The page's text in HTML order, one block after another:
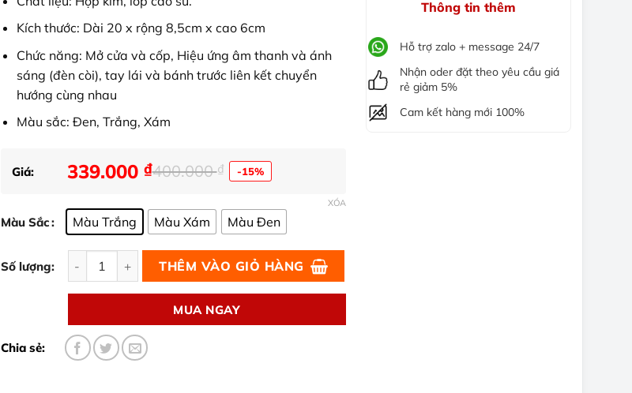
Thông tin thêm
Hỗ trợ zalo + message 24/7
Nhận oder đặt theo yêu cầu giá
rẻ giảm 5%
Cam kết hàng mới 100%
Kích thước: Dài 20 x rộng 8,5cm x cao 6cm
Chức năng: Mở cửa và cốp, Hiệu ứng âm thanh và ánh
sáng (đèn còi), tay lái và bánh trước liên kết chuyển
hướng cùng nhau
Màu sắc: Đen, Trắng, Xám
Giá: 400.000₫
Giá
là:
400.000 ₫.
339.000 ₫
Giá
tại
339.000 ₫.
-15%
Màu Sắc Màu Trắng Màu Xám Màu Đen
XÓA
Số lượng:
Mô Hình Xe Audi SportBack RS7 1:24 Chi Tiết, Giá Tốt số lượng
THÊM VÀO GIỎ HÀNG
MUA NGAY